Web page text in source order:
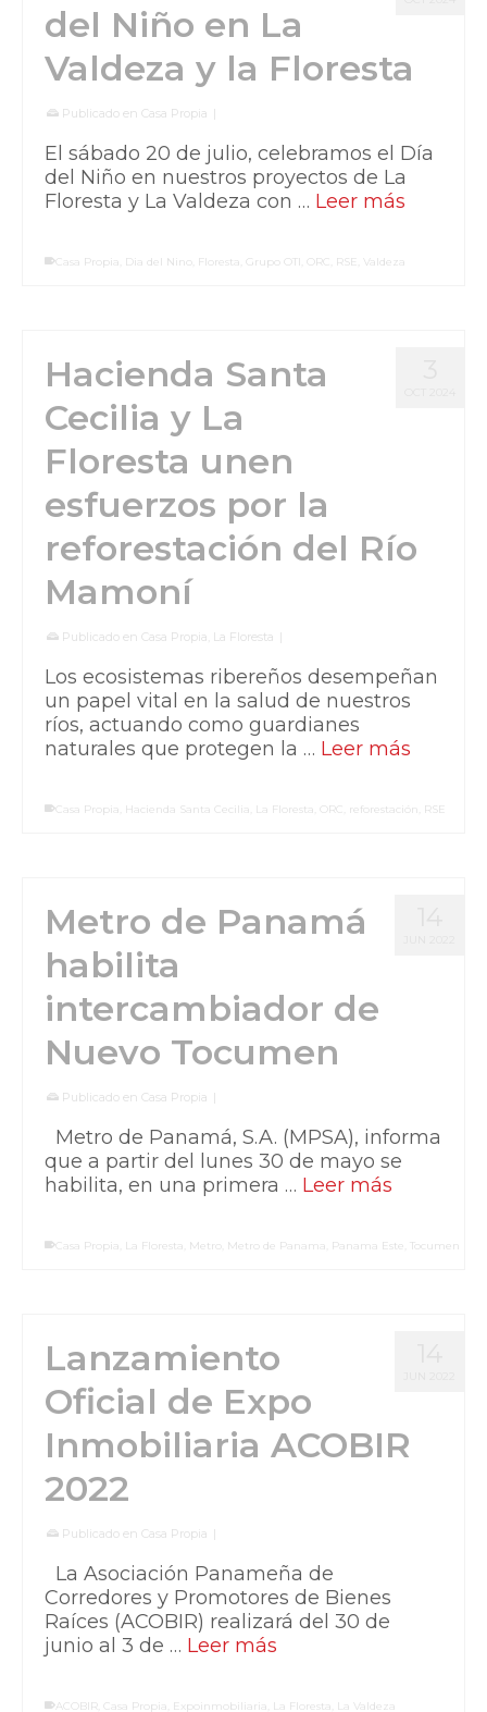
del Niño en La
Valdeza y la Floresta
Publicado en Casa Propia |
El sábado 20 de julio, celebramos el Día
del Niño en nuestros proyectos de La
Floresta y La Valdeza con … Leer más
Casa Propia Dia del Nino Floresta Grupo OTI ORC RSE Valdeza
Hacienda Santa
Cecilia y La
Floresta unen
esfuerzos por la
reforestación del Río
Mamoní
Publicado en Casa Propia La Floresta |
Los ecosistemas ribereños desempeñan
un papel vital en la salud de nuestros
ríos, actuando como guardianes
naturales que protegen la … Leer más
Casa Propia Hacienda Santa Cecilia La Floresta ORC reforestación RSE
Metro de Panamá
habilita
intercambiador de
Nuevo Tocumen
Publicado en Casa Propia |
Metro de Panamá, S.A. (MPSA), informa
que a partir del lunes 30 de mayo se
habilita, en una primera … Leer más
Casa Propia La Floresta Metro Metro de Panama Panama Este Tocumen
Lanzamiento
Oficial de Expo
Inmobiliaria ACOBIR
2022
Publicado en Casa Propia |
La Asociación Panameña de
Corredores y Promotores de Bienes
Raíces (ACOBIR) realizará del 30 de
junio al 3 de … Leer más
ACOBIR Casa Propia Expoinmobiliaria La Floresta La Valdeza